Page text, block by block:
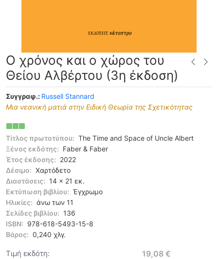
Ο χρόνος και ο χώρος του
Θείου Αλβέρτου (3η έκδοση)
Συγγραφ.: Russell Stannard
Μια νεανική ματιά στην Ειδική Θεωρία της Σχετικότητας
Τίτλος πρωτοτύπου: The Time and Space of Uncle Albert
Ξένος εκδότης: Faber & Faber
Έτος έκδοσης: 2022
Δέσιμο: Χαρτόδετο
Διαστάσεις: 14 x 21 εκ.
Εκτύπωση βιβλίου: Έγχρωμο
Ηλικίες: άνω των 11
Σελίδες βιβλίου: 136
ISBN: 978-618-5493-15-8
Βάρος: 0,240 χλγ.
Τιμή εκδότη: 19,08 €